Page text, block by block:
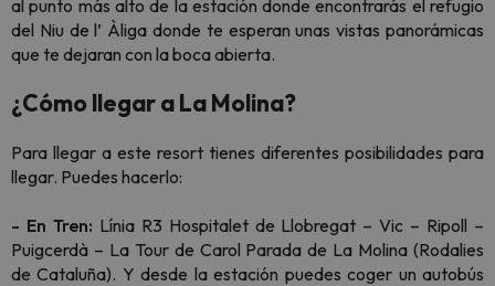
al punto más alto de la estación donde encontrarás el refugio
del Niu de l’ Àliga donde te esperan unas vistas panorámicas
que te dejaran con la boca abierta.
¿Cómo llegar a La Molina?
Para llegar a este resort tienes diferentes posibilidades para
llegar. Puedes hacerlo:
- En Tren: Línia R3 Hospitalet de Llobregat – Vic – Ripoll –
Puigcerdà – La Tour de Carol Parada de La Molina (Rodalies
de Cataluña). Y desde la estación puedes coger un autobús